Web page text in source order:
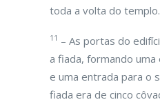
toda a volta do templo.
11 – As portas do
a fiada, formando
e uma entrada para o
fiada era de cinco